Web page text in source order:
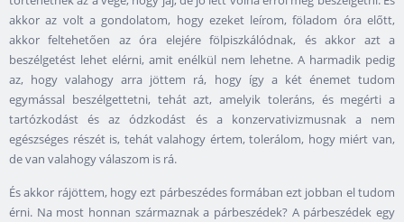
akkor az volt a gondolatom, hogy ezeket leírom, föladom óra előtt,
akkor feltehetően az óra elejére fölpiszkálódnak, és akkor azt a
beszélgetést lehet elérni, amit enélkül nem lehetne. A harmadik pedig
az, hogy valahogy arra jöttem rá, hogy így a két énemet tudom
egymással beszélgettetni, tehát azt, amelyik toleráns, és megérti a
tartózkodást és az ódzkodást és a konzervativizmusnak a nem
egészséges részét is, tehát valahogy értem, tolerálom, hogy miért van,
de van valahogy válaszom is rá.
És akkor rájöttem, hogy ezt párbeszédes formában ezt jobban el tudom
érni. Na most honnan származnak a párbeszédek? A párbeszédek egy